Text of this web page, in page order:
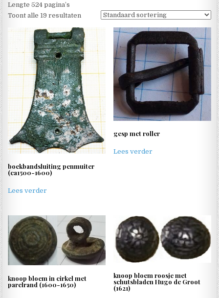
Lengte 524 pagina’s
Toont alle 19 resultaten
boekbandsluiting penmuiter
(ca1500-1600)
Lees verder
gesp met roller
Lees verder
knoop bloem in cirkel met
parelrand (1600-1650)
knoop bloem roosje met
schutsbladen Hugo de Groot
(1621)